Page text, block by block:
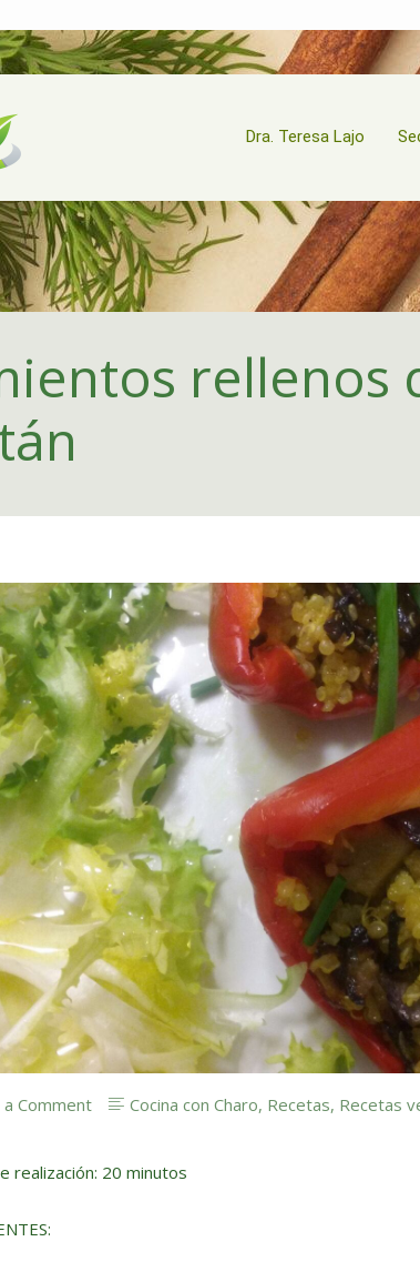
Dra. Teresa Lajo
rellenos
a Comment Cocina con Charo, Recetas, Recetas
realización: 20 minutos